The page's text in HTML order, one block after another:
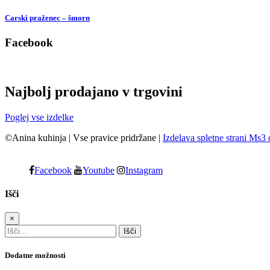
Carski praženec – šmorn
Facebook
Najbolj prodajano v trgovini
Poglej vse izdelke
©Anina kuhinja | Vse pravice pridržane | Izdelava spletne strani Ms3
Facebook Youtube Instagram
Išči
×
Dodatne možnosti